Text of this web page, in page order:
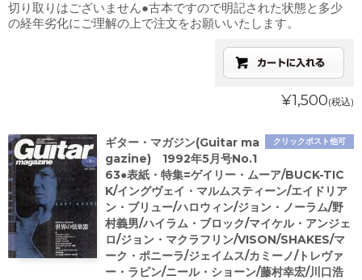
切り取りはございません●古本ですので明記された状態と多少
の経年劣化にご理解の上で注文をお願いいたします。
¥1,500(税込)
クリックポスト他可
ギター・マガジン(Guitar ma
gazine) 1992年5月号No.1
63●表紙・特集=ゲイリー・ムーア/BUCK-TIC
K/イングヴェイ・マルムスティーン/エイドリア
ン・ブリュー/ハロウィン/ジョン・ノーラム/野
村義男/ハイラム・ブロック/マイケル・アンジェ
ロ/ジョン・マクラフリン/VISON/SHAKES/マ
ーク・ポニーラ/ジェイムス/カミーノ/トレヴァ
ー・ラビン/ニール・ショーン/藤村幸宏/川口浩